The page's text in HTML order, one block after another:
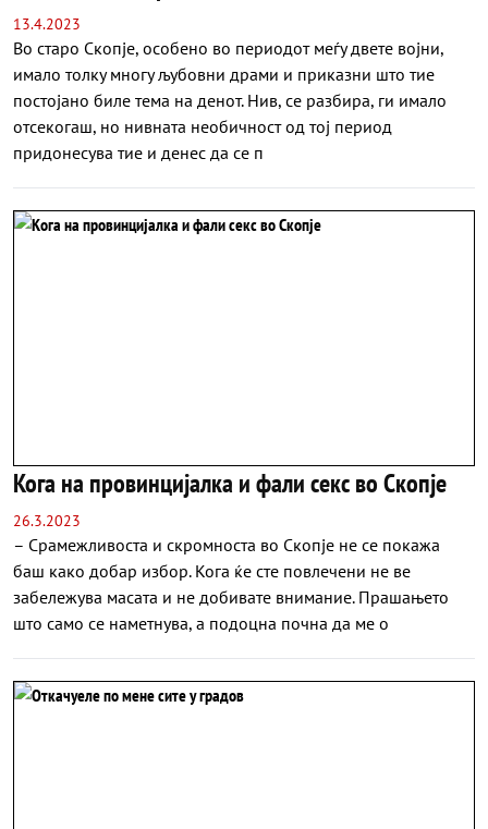
13.4.2023
Во старо Скопје, особено во периодот меѓу двете војни,
имало толку многу љубовни драми и приказни што тие
постојано биле тема на денот. Нив, се разбира, ги имало
отсекогаш, но нивната необичност од тој период
придонесува тие и денес да се п
Кога на провинцијалка и фали секс во Скопје
26.3.2023
– Срамежливоста и скромноста во Скопје не се покажа
баш како добар избор. Кога ќе сте повлечени не ве
забележува масата и не добивате внимание. Прашањето
што само се наметнува, а подоцна почна да ме о